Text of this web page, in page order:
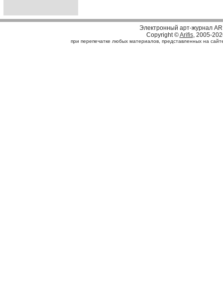
Электронный арт-журнал
Copyright ©Arifis, 2005-
при перепечатке любых материалов, представленных на